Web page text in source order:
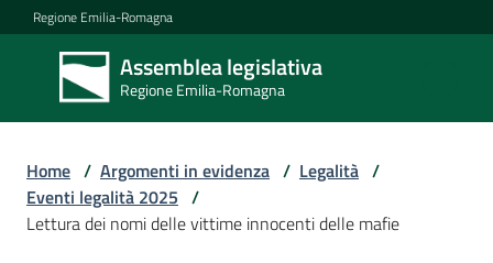
Vai al contenuto
Vai alla navigazione
Vai al footer
Regione Emilia-Romagna
Assemblea legislativa
Regione Emilia-Romagna
Assemblea
legislativa
Regione Emilia-
Assemblea
Home / Argomenti in evidenza / Legalità /
Eventi legalità 2025 /
Lettura dei nomi delle vittime innocenti delle mafie